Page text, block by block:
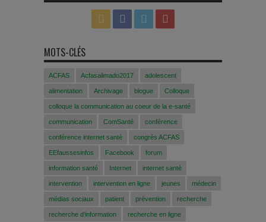
MOTS-CLÉS
ACFAS Acfasalimado2017 adolescent
alimentation Archivage blogue Colloque
colloque la communication au coeur de la e-santé
communication ComSanté conférence
conférence internet santé congrès ACFAS
EEfaussesinfos Facebook forum
information santé Internet internet santé
intervention intervention en ligne jeunes médecin
médias sociaux patient prévention recherche
recherche d'information recherche en ligne